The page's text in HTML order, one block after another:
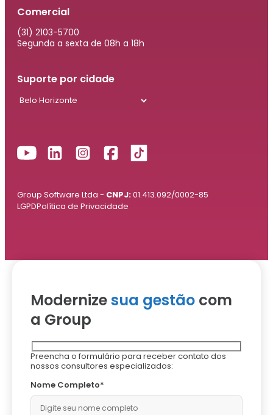
Comercial
(31) 2103-5700
Segunda a sexta de 08h a 18h
Suporte por cidade
Group Software Ltda - CNPJ:01.413.092/0002-85
LGPDPolítica de Privacidade
Modernizesua gestãocom
a Group
Preencha o formulário para receber contato dos
nossos consultores especializados:
Nome Completo*